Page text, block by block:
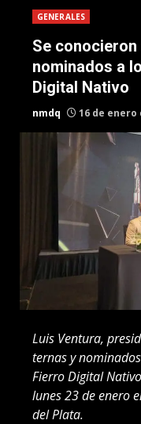
GENERALES
Se
nominados a
Digital Nativo
nmdq 16 de enero
Luis Ventura,
ternas y
Fierro Digital
lunes 23 de enero
del Plata.